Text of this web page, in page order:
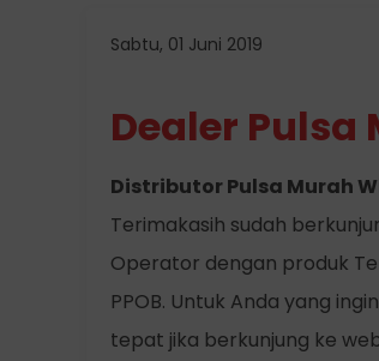
Sabtu, 01 Juni 2019
Dealer Pulsa
Distributor Pulsa Murah
Terimakasih sudah
Operator dengan produk
PPOB. Untuk Anda yang
tepat jika berkunjung ke